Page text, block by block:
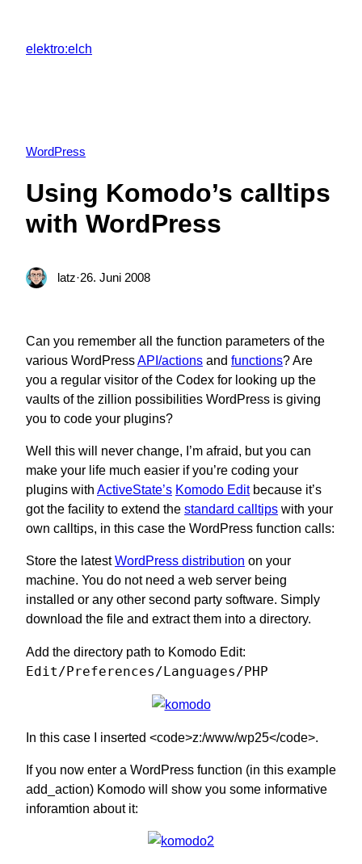
springen
elektro:elch
WordPress
Using Komodo’s calltips
with WordPress
latz·26. Juni 2008
Can you remember all the function parameters of the
various WordPressAPI/actions and functions? Are
you a regular visitor of the Codex for looking up the
vaults of the zillion possibilities WordPress is giving
you to code your plugins?
Well this will never change, I’m afraid, but you can
make your life much easier if you’re coding your
plugins with ActiveState’s Komodo Editbecause it’s
got the facility to extend the standard calltips with your
own calltips, in this case the WordPress function calls:
Store the latestWordPress distribution on your
machine. You do not need a web server being
installed or any other second party software. Simply
download the file and extract them into a directory.
Add the directory path to Komodo Edit:
Edit/Preferences/Languages/PHP
In this case I inserted <code>z:/www/wp25</code>.
If you now enter a WordPress function (in this example
add_action) Komodo will show you some informative
inforamtion about it: